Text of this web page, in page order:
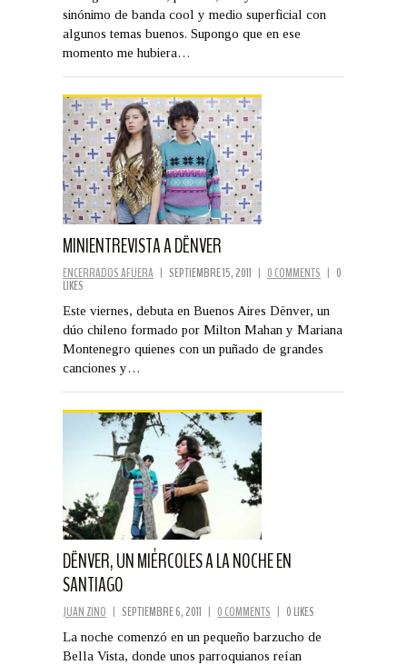
sinónimo de banda cool y medio superficial con
algunos temas buenos. Supongo que en ese
momento me hubiera…
MINIENTREVISTA A DËNVER
ENCERRADOS AFUERA | SEPTIEMBRE 15, 2011 | 0 COMMENTS | 0
LIKES
Este viernes, debuta en Buenos Aires Dënver, un
dúo chileno formado por Milton Mahan y Mariana
Montenegro quienes con un puñado de grandes
canciones y…
DËNVER, UN MIÉRCOLES A LA NOCHE EN
SANTIAGO
JUAN ZINO | SEPTIEMBRE 6, 2011 | 0 COMMENTS | 0 LIKES
La noche comenzó en un pequeño barzucho de
Bella Vista, donde unos parroquianos reían